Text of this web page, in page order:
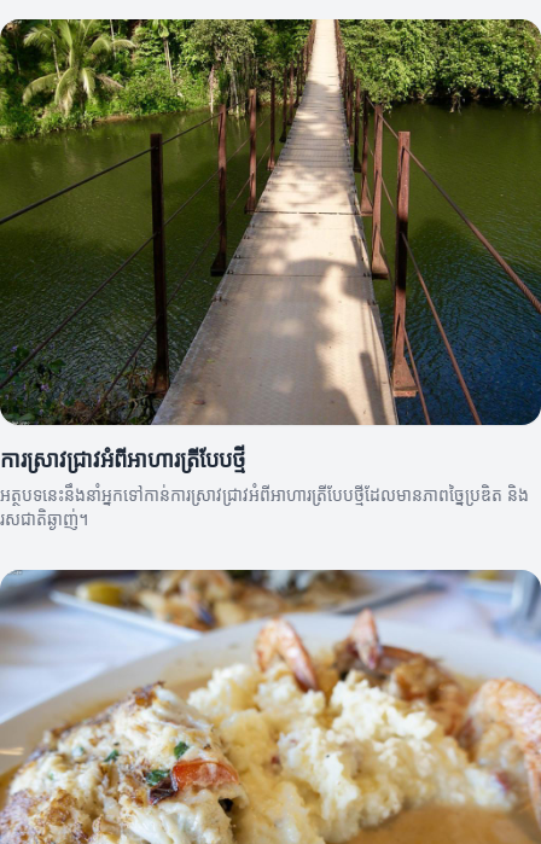
ការស្រាវជ្រាវអំពីអាហារត្រីបែបថ្មី
អត្ថបទនេះនឹងនាំអ្នកទៅកាន់ការស្រាវជ្រាវអំពីអាហារត្រីបែបថ្មីដែលមានភាពច្នៃប្រឌិត និង
រសជាតិឆ្ងាញ់។